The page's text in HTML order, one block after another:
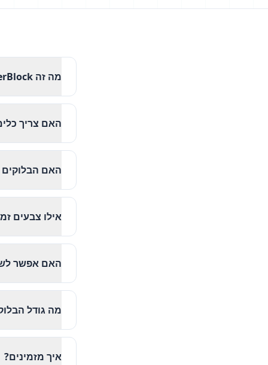
מה זה EverBlock?
האם צריך
האם הבלוקים
אילו צבעים
האם אפשר
מה גודל
איך מזמינים?